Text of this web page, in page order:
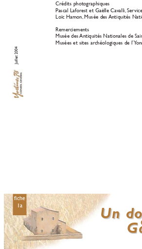
Juillet 2004
Crédits photographiques
Pascal Laforest et Gaëlle Cavalli, Ser
Loïc Hamon, Musée des Antiquités
Remerciements
Musée des Antiquités Nationales de
Musées et sites archéologiques de l’Y
Un
Un
fiche
1a